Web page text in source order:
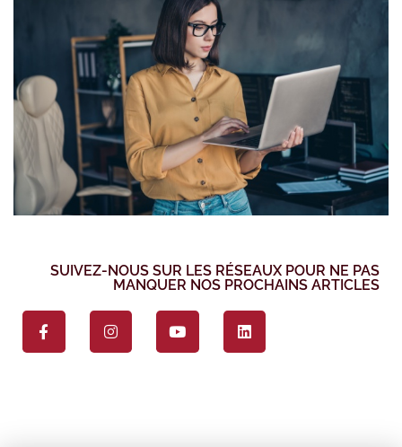
SUIVEZ-NOUS SUR LES RÉSEAUX POUR NE PAS
MANQUER NOS PROCHAINS ARTICLES